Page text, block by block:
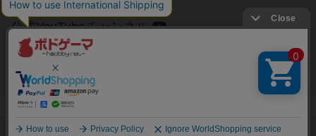
公式YouTubeチャンネル